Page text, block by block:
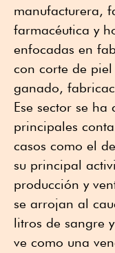
manufacturera,
farmacéutica y
enfocadas en
con corte de
ganado,
Ese sector se
principales
casos como el
su principal
producción y
se arrojan al
litros de sangre
ve como una